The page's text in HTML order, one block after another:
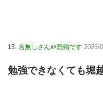
13: 名無しさん＠恐縮です 2026/
勉強できなくても堀